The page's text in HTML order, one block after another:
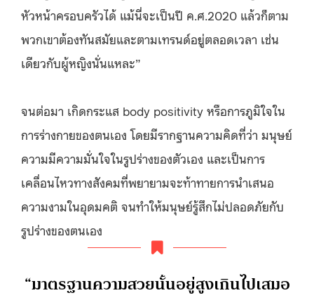
หัวหน้าครอบครัวได้ แม้นี่จะเป็นปี ค.ศ.2020 แล้วก็ตาม
พวกเขาต้องทันสมัยและตามเทรนด์อยู่ตลอดเวลา เช่น
เดียวกับผู้หญิงนั่นแหละ”
จนต่อมา เกิดกระแส body positivity หรือการภูมิใจใน
การร่างกายของตนเอง โดยมีรากฐานความคิดที่ว่า มนุษย์
ความมีความมั่นใจในรูปร่างของตัวเอง และเป็นการ
เคลื่อนไหวทางสังคมที่พยายามจะท้าทายการนำเสนอ
ความงามในอุดมคติ จนทำให้มนุษย์รู้สึกไม่ปลอดภัยกับ
รูปร่างของตนเอง
“มาตรฐานความสวยนั้นอยู่สูงเกินไปเสมอ